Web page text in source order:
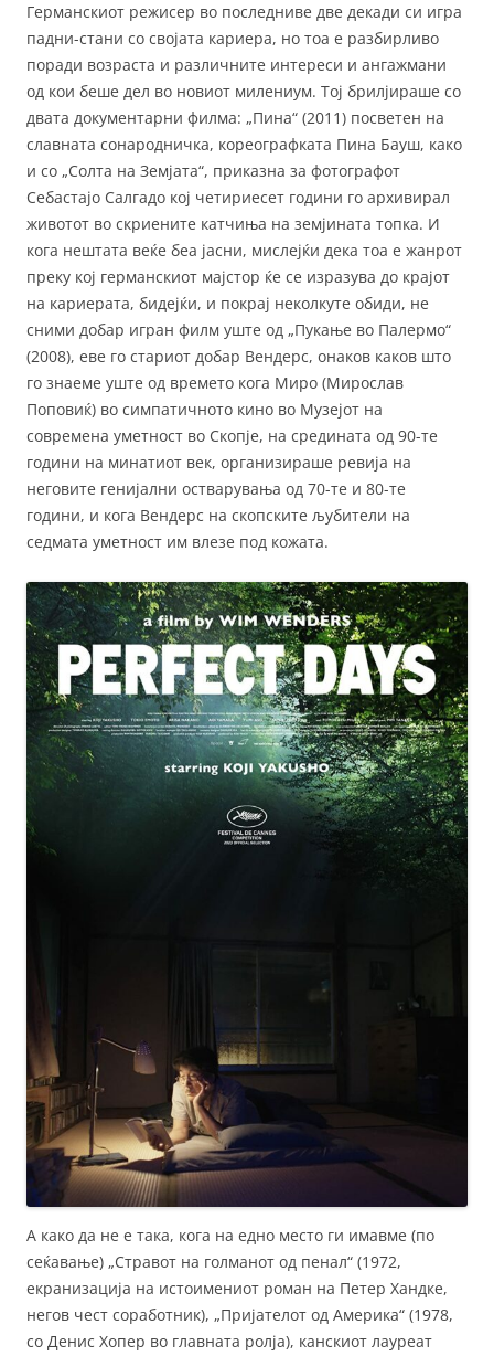
c
e
b
o
o
k
itt
er
ai
l
ss
e
n
g
er
Германскиот режисер во последниве две декади си игра
падни-стани со својата кариера, но тоа е разбирливо
поради возраста и различните интереси и ангажмани
од кои беше дел во новиот милениум. Тој брилјираше со
двата документарни филма: „Пина“ (2011) посветен на
славната сонародничка, кореографката Пина Бауш, како
и со „Солта на Земјата“, приказна за фотографот
Себастајо Салгадо кој четириесет години го архивирал
животот во скриените катчиња на земјината топка. И
кога нештата веќе беа јасни, мислејќи дека тоа е жанрот
преку кој германскиот мајстор ќе се изразува до крајот
на кариерата, бидејќи, и покрај неколкуте обиди, не
сними добар игран филм уште од „Пукање во Палермо“
(2008), еве го стариот добар Вендерс, онаков каков што
го знаеме уште од времето кога Миро (Мирослав
Поповиќ) во симпатичното кино во Музејот на
современа уметност во Скопје, на средината од 90-те
години на минатиот век, организираше ревија на
неговите генијални остварувања од 70-те и 80-те
години, и кога Вендерс на скопските љубители на
седмата уметност им влезе под кожата.
А како да не е така, кога на едно место ги имавме (по
сеќавање) „Стравот на голманот од пенал“ (1972,
екранизација на истоимениот роман на Петер Хандке,
негов чест соработник), „Пријателот од Америка“ (1978,
со Денис Хопер во главната ролја), канскиот лауреат